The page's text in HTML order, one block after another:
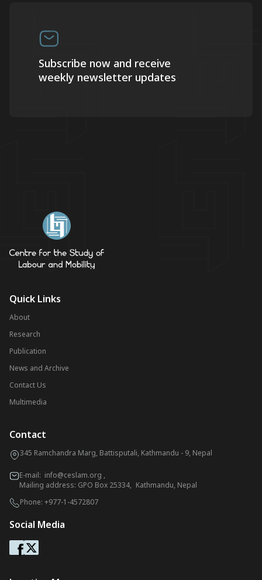
Subscribe now and receive
weekly newsletter updates
Quick Links
About
Research
Publication
News and Archive
Contact Us
Multimedia
Contact
345 Ramchandra Marg, Battisputali, Kathmandu - 9, Nepal
E-mail: info@ceslam.org ,
Mailing address: GPO Box 25334, Kathmandu, Nepal
Phone: +977-1-4572807
Social Media